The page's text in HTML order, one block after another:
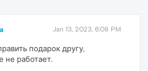
Jan 13, 2023, 6:08 PM
подарок другу,
не работает.